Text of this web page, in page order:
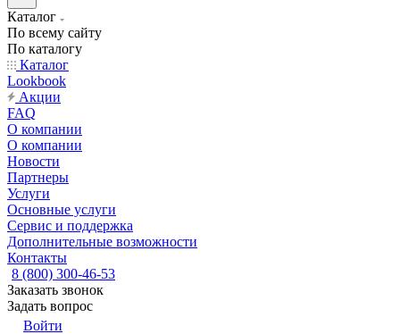
Каталог
По всему сайту
По каталогу
Каталог
Lookbook
Акции
FAQ
О компании
О компании
Новости
Партнеры
Услуги
Основные услуги
Сервис и поддержка
Дополнительные возможности
Контакты
8 (800) 300-46-53
Заказать звонок
Задать вопрос
Войти